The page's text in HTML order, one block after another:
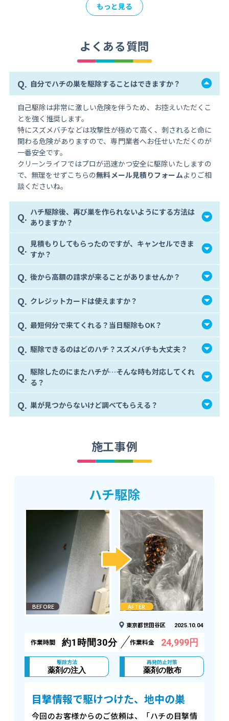
もっと見る
よくある質問
Q. 自分でハチの巣を駆除することはできますか？
自己駆除は非常に激しい危険を伴うため、お控えいただくこ
とを強く推奨します。
特にスズメバチなどは攻撃性が極めて高く、刺されると命に
関わる危険がありますので、専門業者へお任せいただくのが
一番安全です。
クリーンライフではプロが迅速かつ安全に駆除いたしますの
で、無理をせずこちらの無料メール見積りフォームよりご相
談くださいね。
Q. ハチ駆除後、再び巣を作られないようにする方法は
ありますか？
Q. 見積もりしてもらったのですが、キャンセルできま
すか？
Q. 後から高額の請求が来ることがありませんか？
Q. クレジットカードは使えますか？
Q. 最短何分で来てくれる？当日駆除もOK？
Q. 駆除できるのはどのハチ？スズメバチも大丈夫？
Q. 駆除したのにまたハチが…そんな時も対応してくれ
る？
Q. 巣が見つからないけど調べてもらえる？
施工事例
ハチ駆除
BEFORE AFTER
東京都世田谷区 2025.10.04
作業時間 約1時間30分 作業料金 24,999円
駆除方法
薬剤の注入
再発防止対策
薬剤の散布
目撃情報で駆けつけた、地中の巣
今回のお客様からのご依頼は、「ハチの目撃情